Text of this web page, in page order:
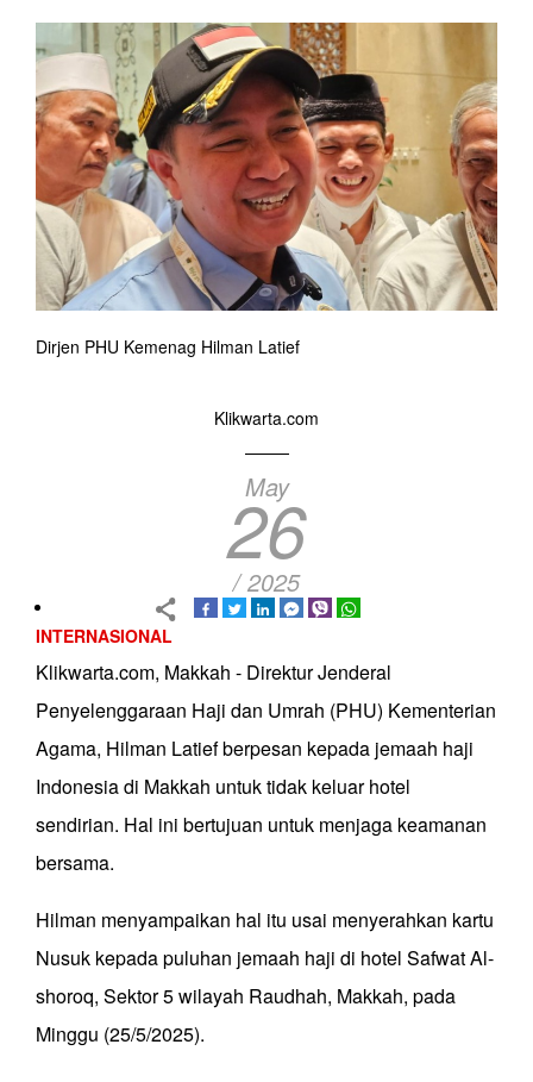
Dirjen PHU Kemenag Hilman Latief
Klikwarta.com
May
26
/ 2025
INTERNASIONAL
Klikwarta.com, Makkah - Direktur Jenderal
Penyelenggaraan Haji dan Umrah (PHU) Kementerian
Agama, Hilman Latief berpesan kepada jemaah haji
Indonesia di Makkah untuk tidak keluar hotel
sendirian. Hal ini bertujuan untuk menjaga keamanan
bersama.
Hilman menyampaikan hal itu usai menyerahkan kartu
Nusuk kepada puluhan jemaah haji di hotel Safwat Al-
shoroq, Sektor 5 wilayah Raudhah, Makkah, pada
Minggu (25/5/2025).